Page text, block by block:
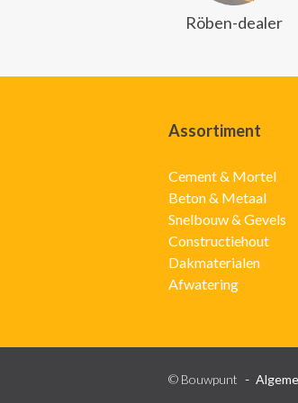
Röben-dealer
Assortiment
Cement & Mortel
Beton & Metaal
Snelbouw & Gevels
Constructiehout
Dakmaterialen
Afwatering
© Bouwpunt